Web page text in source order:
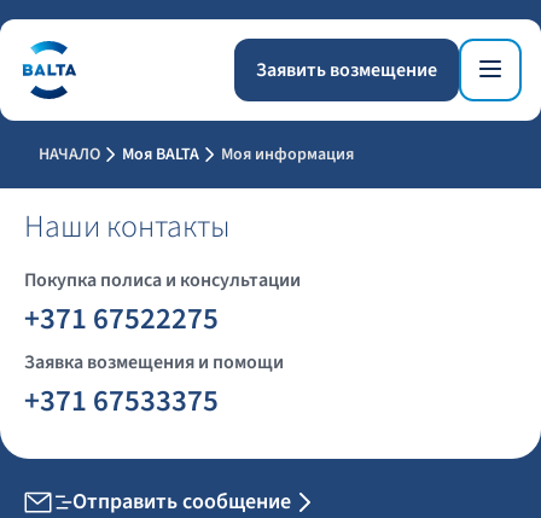
Заявить возмещение
НАЧАЛО Моя BALTA Моя информация
Наши контакты
Покупка полиса и консультации
+371 67522275
Заявка возмещения и помощи
+371 67533375
Отправить сообщение